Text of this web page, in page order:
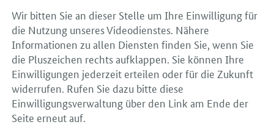
Wir bitten Sie an dieser Stelle um Ihre Einwilligung für
die Nutzung unseres Videodienstes. Nähere
Informationen zu allen Diensten finden Sie, wenn Sie
die Pluszeichen rechts aufklappen. Sie können Ihre
Einwilligungen jederzeit erteilen oder für die Zukunft
widerrufen. Rufen Sie dazu bitte diese
Einwilligungsverwaltung über den Link am Ende der
Seite erneut auf.